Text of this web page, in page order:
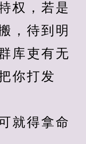
，若是
，待到明
库吏有无
你打发
得拿命